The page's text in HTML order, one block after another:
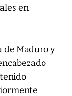
en
de Maduro y